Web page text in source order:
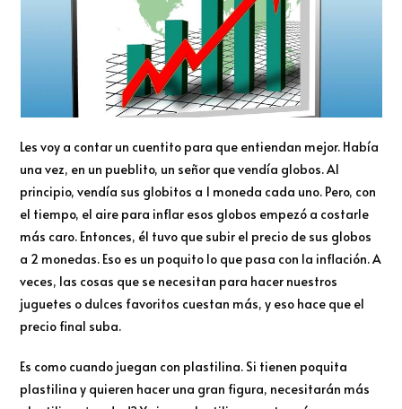
Les voy a contar un cuentito para que entiendan mejor. Había
una vez, en un pueblito, un señor que vendía globos. Al
principio, vendía sus globitos a 1 moneda cada uno. Pero, con
el tiempo, el aire para inflar esos globos empezó a costarle
más caro. Entonces, él tuvo que subir el precio de sus globos
a 2 monedas. Eso es un poquito lo que pasa con la inflación. A
veces, las cosas que se necesitan para hacer nuestros
juguetes o dulces favoritos cuestan más, y eso hace que el
precio final suba.
Es como cuando juegan con plastilina. Si tienen poquita
plastilina y quieren hacer una gran figura, necesitarán más